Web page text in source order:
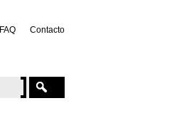
FAQ Contacto